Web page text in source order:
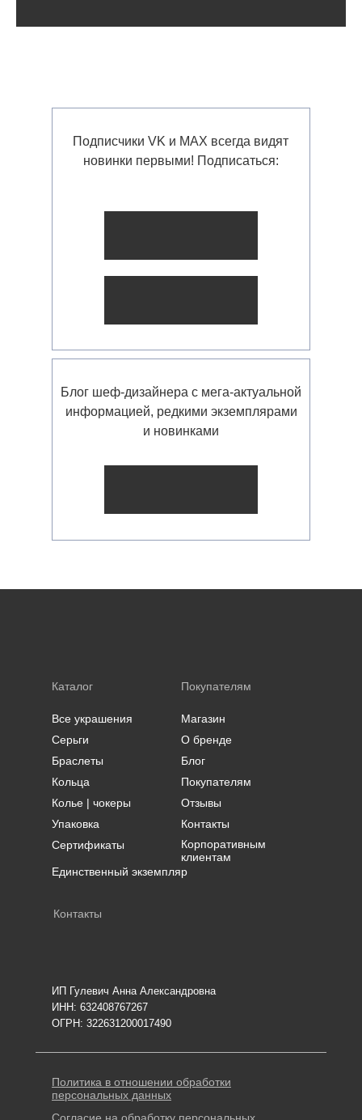
Блог шеф-дизайнера с мега-актуальной
информацией, редкими экземплярами
и новинками
Подписчики VK и MAX всегда видят
новинки первыми! Подписаться:
Политика в отношении обработки
персональных данных
Каталог
Все украшения
Покупателям
Серьги
Браслеты
Кольца
Колье | чокеры
Упаковка
Сертификаты
Единственный экземпляр
Магазин
О бренде
Блог
Покупателям
Отзывы
Контакты
Корпоративным
клиентам
ИП Гулевич Анна Александровна
ИНН: 632408767267
ОГРН: 322631200017490
Контакты